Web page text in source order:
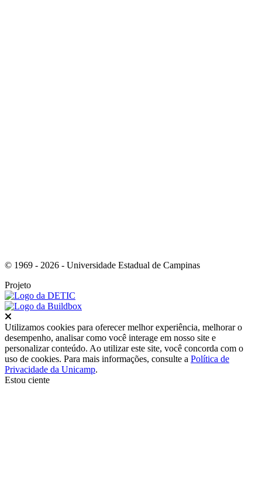
© 1969 - 2026 - Universidade Estadual de Campinas
Projeto
Utilizamos cookies para oferecer melhor experiência, melhorar o
desempenho, analisar como você interage em nosso site e
personalizar conteúdo. Ao utilizar este site, você concorda com o
uso de cookies. Para mais informações, consulte a Política de
Privacidade da Unicamp.
Estou ciente